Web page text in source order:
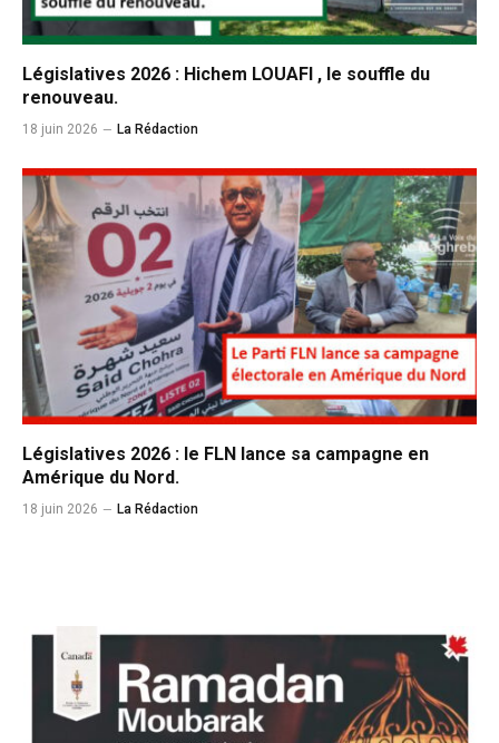
Législatives 2026 : Hichem LOUAFI , le souffle du
renouveau.
18 juin 2026 La Rédaction
Législatives 2026 : le FLN lance sa campagne en
Amérique du Nord.
18 juin 2026 La Rédaction